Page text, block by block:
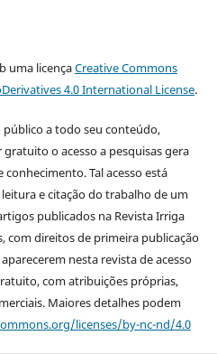
uma licençaCreative Commons
4.0 International License.
público a todo seu conteúdo,
o acesso a pesquisas gera
Tal acesso está
e citação do trabalho de um
publicados na Revista Irriga
com direitos de primeira publicação
nesta revista de acesso
com atribuições próprias,
Maiores detalhes podem
licenses/by-nc-nd/4.0